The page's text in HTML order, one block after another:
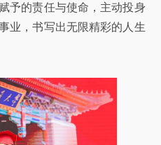
予的责任与使命，主动投身
业，书写出无限精彩的人生